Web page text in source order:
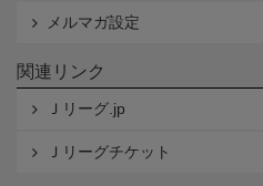
メルマガ設定
関連リンク
Ｊリーグ.jp
Ｊリーグチケット